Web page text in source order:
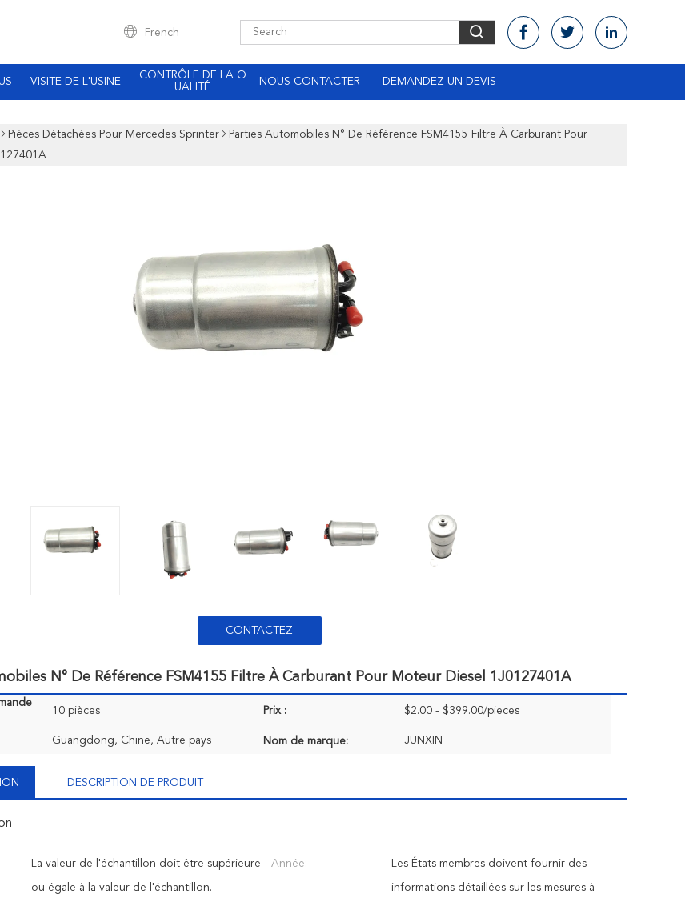
French
VISITE DE L'USINE
CONTRÔLE DE LA Q
UALITÉ
NOUS CONTACTER DEMANDEZ UN DEVIS
Pièces Détachées Pour Mercedes Sprinter
Parties Automobiles N° De Référence FSM4155 Filtre À Carburant Pour
CONTACTEZ
N° De Référence FSM4155 Filtre À Carburant Pour Moteur Diesel 1J0127401A
10 pièces Prix : $2.00 - $399.00/pieces
Guangdong, Chine, Autre pays Nom de marque: JUNXIN
DESCRIPTION DE PRODUIT
La valeur de l'échantillon doit être supérieure
ou égale à la valeur de l'échantillon.
Année: Les États membres doivent fournir des
informations détaillées sur les mesures à